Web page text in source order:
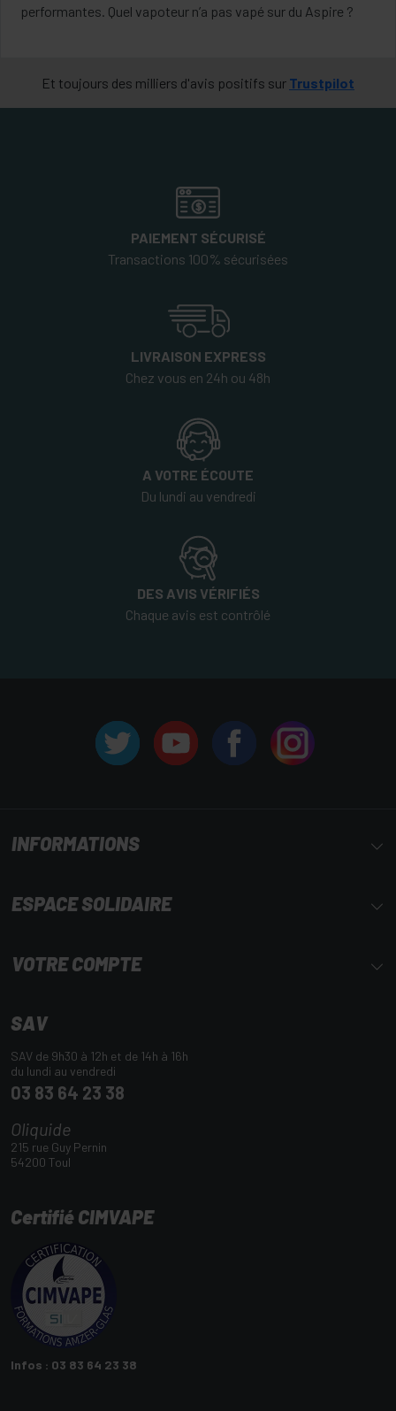
performantes. Quel vapoteur n’a pas vapé sur du Aspire ?
Et toujours des milliers d'avis positifs sur Trustpilot
PAIEMENT SÉCURISÉ
Transactions 100% sécurisées
LIVRAISON EXPRESS
Chez vous en 24h ou 48h
A VOTRE ÉCOUTE
Du lundi au vendredi
DES AVIS VÉRIFIÉS
Chaque avis est contrôlé
INFORMATIONS
ESPACE SOLIDAIRE
VOTRE COMPTE
SAV
SAV de 9h30 à 12h et de 14h à 16h
du lundi au vendredi
03 83 64 23 38
Oliquide
215 rue Guy Pernin
54200 Toul
Certifié CIMVAPE
Infos : 03 83 64 23 38